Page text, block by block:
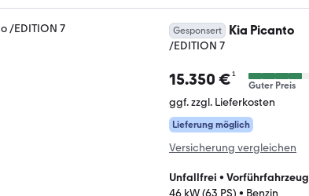
Gesponsert Kia Picanto
/EDITION 7
15.350 €¹
Guter Preis
ggf. zzgl. Lieferkosten
Lieferung möglich
Versicherung vergleichen
Unfallfrei • Vorführfahrzeug
46 kW (63 PS) • Benzin